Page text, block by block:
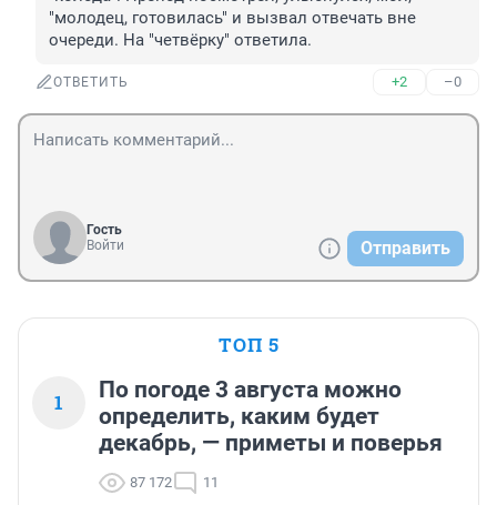
"молодец, готовилась" и вызвал отвечать вне
очереди. На "четвёрку" ответила.
ОТВЕТИТЬ +2 –0
Гость
Войти
Отправить
ТОП 5
1
По погоде 3 августа можно
определить, каким будет
декабрь, — приметы и поверья
87 172 11